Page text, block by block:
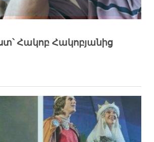
Հակոբ Հակոբյանից